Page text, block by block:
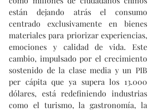
están dejando atrás el consumo
centrado exclusivamente en bienes
materiales para priorizar experiencias,
emociones y calidad de vida. Este
cambio, impulsado por el crecimiento
sostenido de la clase media y un PIB
per cápita que ya supera los 13.000
dólares, está redefiniendo industrias
como el turismo, la gastronomía, la